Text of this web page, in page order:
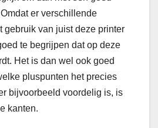
er verschillende
gebruik van juist deze printer
te begrijpen dat op deze
Het is dan wel ook goed
pluspunten het precies
bijvoorbeeld voordelig is, is
kanten.